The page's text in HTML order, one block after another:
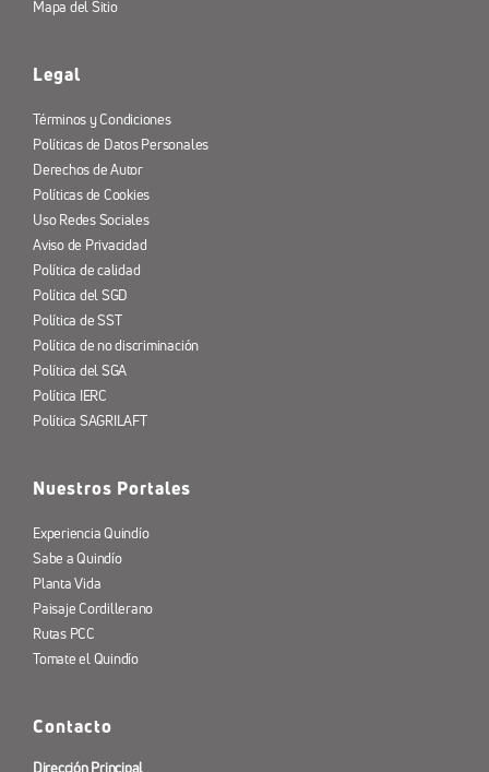
Mapa del Sitio
Legal
Términos y Condiciones
Políticas de Datos Personales
Derechos de Autor
Políticas de Cookies
Uso Redes Sociales
Aviso de Privacidad
Política de calidad
Política del SGD
Política de SST
Política de no discriminación
Política del SGA
Política IERC
Política SAGRILAFT
Nuestros Portales
Experiencia Quindío
Sabe a Quindío
Planta Vida
Paisaje Cordillerano
Rutas PCC
Tomate el Quindío
Contacto